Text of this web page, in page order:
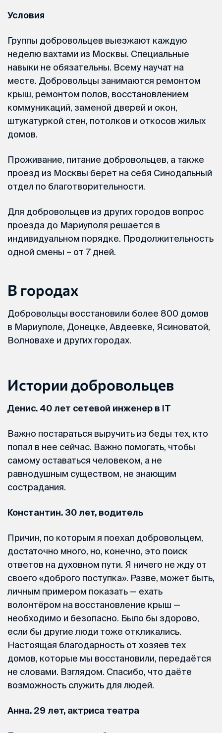
Условия
Группы добровольцев выезжают каждую
неделю вахтами из Москвы. Специальные
навыки не обязательны. Всему научат на
месте. Добровольцы занимаются ремонтом
крыш, ремонтом полов, восстановлением
коммуникаций, заменой дверей и окон,
штукатуркой стен, потолков и откосов жилых
домов.
Проживание, питание добровольцев, а также
проезд из Москвы берет на себя Синодальный
отдел по благотворительности.
Для добровольцев из других городов вопрос
проезда до Мариуполя решается в
индивидуальном порядке. Продолжительность
одной смены – от 7 дней.
В городах
Добровольцы восстановили более 800 домов
в Мариуполе, Донецке, Авдеевке, Ясиноватой,
Волновахе и других городах.
Истории добровольцев
Денис. 40 лет сетевой инженер в IT
Важно постараться выручить из беды тех, кто
попал в нее сейчас. Важно помогать, чтобы
самому оставаться человеком, а не
равнодушным существом, не знающим
сострадания.
Константин. 30 лет, водитель
Причин, по которым я поехал добровольцем,
достаточно много, но, конечно, это поиск
ответов на духовном пути. Я ничего не жду от
своего «доброго поступка». Разве, может быть,
личным примером показать — ехать
волонтёром на восстановление крыш —
необходимо и безопасно. Было бы здорово,
если бы другие люди тоже откликались.
Настоящая благодарность от хозяев тех
домов, которые мы восстановили, передаётся
не словами. Взглядом. Спасибо, что даёте
возможность служить для людей.
Анна. 29 лет, актриса театра